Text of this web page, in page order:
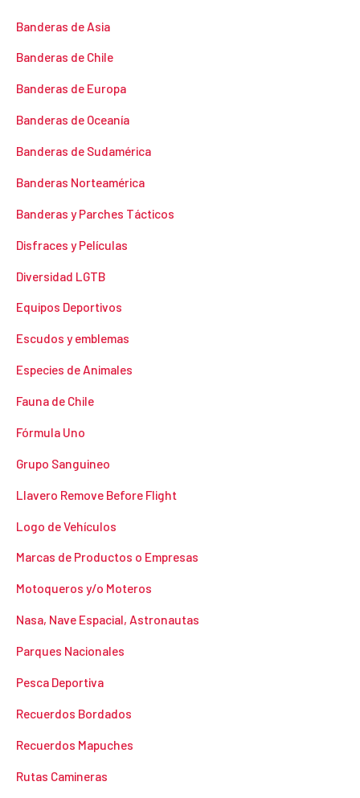
Banderas de Asia
Banderas de Chile
Banderas de Europa
Banderas de Oceanía
Banderas de Sudamérica
Banderas Norteamérica
Banderas y Parches Tácticos
Disfraces y Películas
Diversidad LGTB
Equipos Deportivos
Escudos y emblemas
Especies de Animales
Fauna de Chile
Fórmula Uno
Grupo Sanguineo
Llavero Remove Before Flight
Logo de Vehículos
Marcas de Productos o Empresas
Motoqueros y/o Moteros
Nasa, Nave Espacial, Astronautas
Parques Nacionales
Pesca Deportiva
Recuerdos Bordados
Recuerdos Mapuches
Rutas Camineras